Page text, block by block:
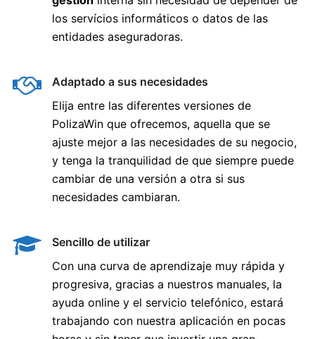
los servícios informáticos o datos de las
entidades aseguradoras.
Adaptado a sus necesidades
Elija entre las diferentes versiones de
PolizaWin que ofrecemos, aquella que se
ajuste mejor a las necesidades de su negocio,
y tenga la tranquilidad de que siempre puede
cambiar de una versión a otra si sus
necesidades cambiaran.
Sencillo de utilizar
Con una curva de aprendizaje muy rápida y
progresiva, gracias a nuestros manuales, la
ayuda online y el servicio telefónico, estará
trabajando con nuestra aplicación en pocas